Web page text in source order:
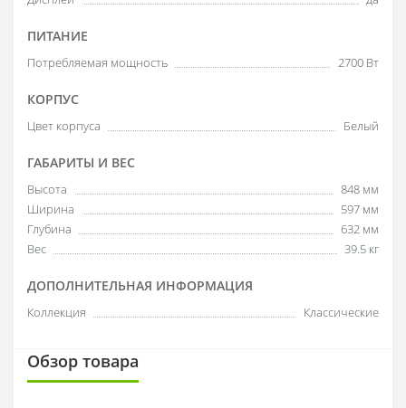
ПИТАНИЕ
Потребляемая мощность 2700 Вт
КОРПУС
Цвет корпуса Белый
ГАБАРИТЫ И ВЕС
Высота
848 мм
Ширина
597 мм
Глубина
632 мм
Вес
39.5 кг
ДОПОЛНИТЕЛЬНАЯ ИНФОРМАЦИЯ
Коллекция Классические
Обзор товара